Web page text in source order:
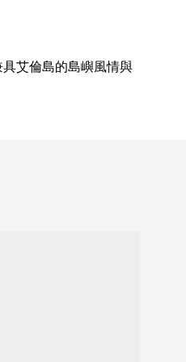
艾倫島的島嶼風情與